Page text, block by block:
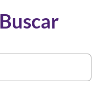
Buscar